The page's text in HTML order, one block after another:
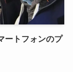
ートフォンのプ